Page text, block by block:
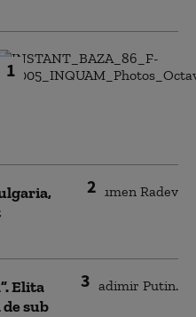
1
2
3
Elita
de sub